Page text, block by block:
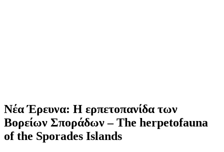
Νέα Έρευνα: Η ερπετοπανίδα των
Βορείων Σποράδων – The herpetofauna
of the Sporades Islands